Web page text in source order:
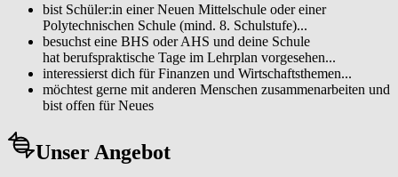
bist Schüler:in einer Neuen Mittelschule oder einer
Polytechnischen Schule (mind. 8. Schulstufe)...
besuchst eine BHS oder AHS und deine Schule
hat berufspraktische Tage im Lehrplan vorgesehen...
interessierst dich für Finanzen und Wirtschaftsthemen...
möchtest gerne mit anderen Menschen zusammenarbeiten und
bist offen für Neues
Unser Angebot